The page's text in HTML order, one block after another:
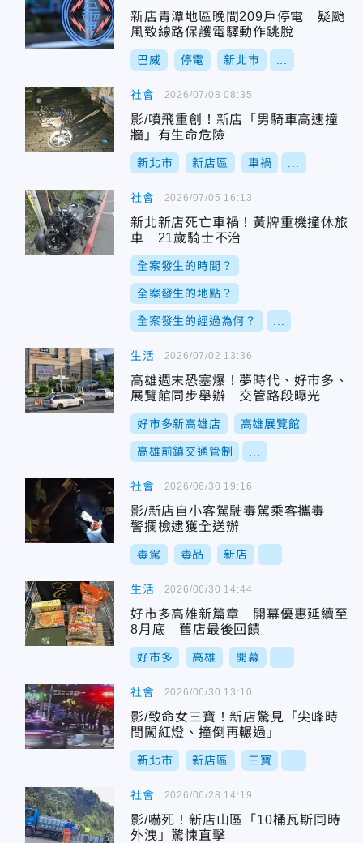
新店青潭地區晚間209戶停電 疑颱
風致線路保護電驛動作跳脫
巴威 停電 新北市
社會
影/噴飛重創！新店「男騎車高速撞
牆」有生命危險
新北市 新店區 車禍
2026/07/08 08:35
社會
新北新店死亡車禍！黃牌重機撞休旅
車 21歲騎士不治
全案發生的時間？
全案發生的地點？
全案發生的經過為何？
2026/07/05 16:13
生活
高雄週末恐塞爆！夢時代、好市多、
展覽館同步舉辦 交管路段曝光
好市多新高雄店 高雄展覽館
高雄前鎮交通管制
2026/07/02 13:36
社會
影/新店自小客駕駛毒駕乘客攜毒
警攔檢逮獲全送辦
毒駕 毒品 新店
2026/06/30 19:16
生活
好市多高雄新篇章 開幕優惠延續至
8月底 舊店最後回饋
好市多 高雄 開幕
2026/06/30 14:44
社會
影/致命女三寶！新店驚見「尖峰時
間闖紅燈、撞倒再輾過」
新北市 新店區 三寶
2026/06/30 13:10
社會
影/嚇死！新店山區「10桶瓦斯同時
外洩」驚悚直擊
2026/06/28 14:19